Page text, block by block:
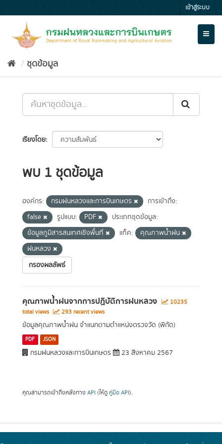
to
เข้าสู่ระบบ
ชุดข้อมูล
เรียงโดย
พบ 1 ชุดข้อมูล
องค์กร: กรมฝนหลวงและการบินเกษตร
การเข้าถึง:
false
รูปแบบ: PDF
ประเภทชุดข้อมูล:
ข้อมูลภูมิสารสนเทศเชิงพื้นที่
แท็ค:
คุณภาพน้ำฝน
ฝนหลวง
กรองผลลัพธ์
คุณภาพน้ำฝนจากการปฏิบัติการฝนหลวง
10235
total views
293 recent views
ข้อมูลคุณภาพน้ำฝน จำแนกตามตำแหน่งตรวจวัด (พิกัด)
PDF JSON
กรมฝนหลวงและการบินเกษตร 23 สิงหาคม 2567
คุณสามารถเข้าถึงคลังทาง API (ให้ดู คู่มือ API).